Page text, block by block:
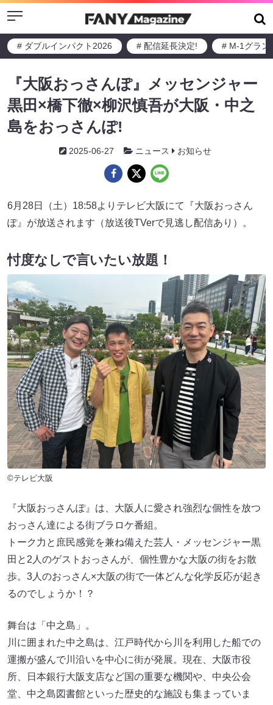
Menu
# ダブルインパクト2026 # 配信延長決定! # M-1グラン
『大阪おっさんぽ』メッセンジャー
黒田×橋下徹×柳沢慎吾が大阪・中之
島をおっさんぽ!
2025-06-27 ニュース お知らせ
6月28日（土）18:58よりテレビ大阪にて『大阪おっさん
ぽ』が放送されます（放送後TVerで見逃し配信あり）。
忖度なしで言いたい放題！
©テレビ大阪
『大阪おっさんぽ』は、大阪人に愛され強烈な個性を放つ
おっさん達による街ブラロケ番組。
トーク力と庶民感覚を兼ね備えた芸人・メッセンジャー黒
田と2人のゲストおっさんが、個性豊かな大阪の街をお散
歩。3人のおっさん×大阪の街で一体どんな化学反応が起き
るのでしょうか！？
舞台は「中之島」。
川に囲まれた中之島は、江戸時代から川を利用した船での
運搬が盛んで川沿いを中心に街が発展。現在、大阪市役
所、日本銀行大阪支店など国の重要な機関や、中央公会
堂、中之島図書館といった歴史的な施設も集まっていま